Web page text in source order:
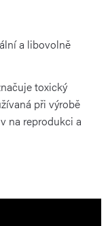
a libovolně
toxický
při výrobě
na reprodukci a